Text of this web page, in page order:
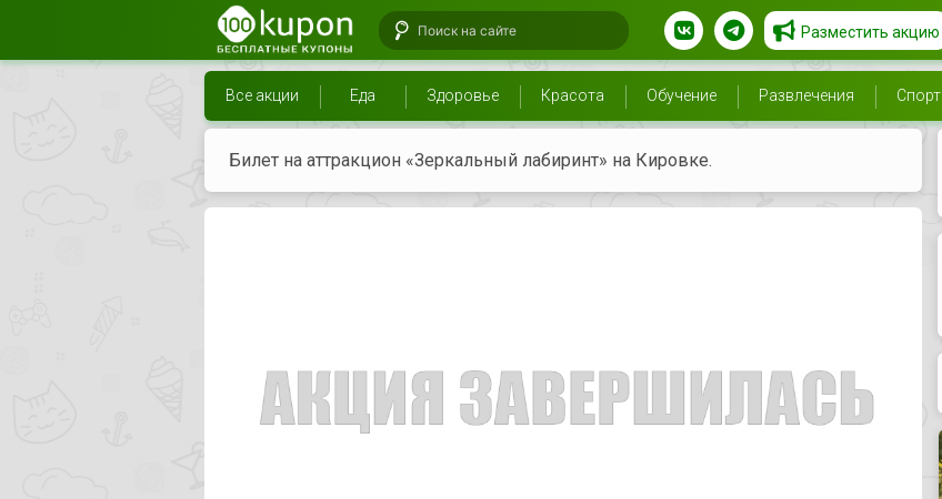
Разместить акцию
Все акции Еда Здоровье Красота Обучение Развлечения Спорт
Билет на аттракцион «Зеркальный лабиринт» на Кировке.